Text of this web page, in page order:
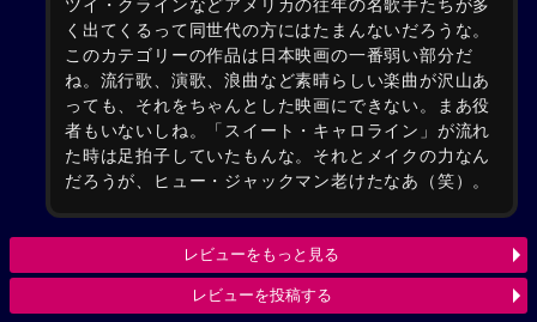
ツイ・クラインなどアメリカの往年の名歌手たちが多
く出てくるって同世代の方にはたまんないだろうな。
このカテゴリーの作品は日本映画の一番弱い部分だ
ね。流行歌、演歌、浪曲など素晴らしい楽曲が沢山あ
っても、それをちゃんとした映画にできない。まあ役
者もいないしね。「スイート・キャロライン」が流れ
た時は足拍子していたもんな。それとメイクの力なん
だろうが、ヒュー・ジャックマン老けたなあ（笑）。
レビューをもっと見る
レビューを投稿する